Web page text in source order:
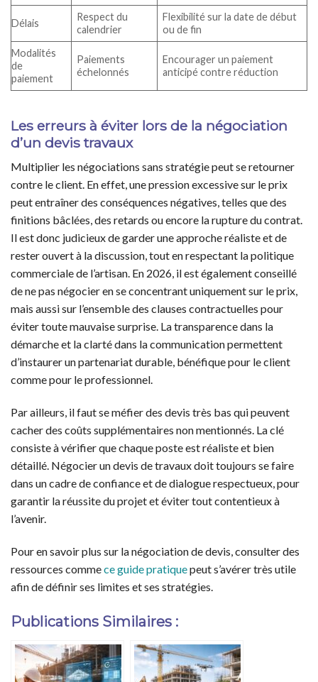
Délais
Respect du
calendrier
Flexibilité sur la date de début
ou de fin
Modalités
de
paiement
Paiements
échelonnés
Encourager un paiement
anticipé contre réduction
Les erreurs à éviter lors de la négociation
d’un devis travaux
Multiplier les négociations sans stratégie peut se retourner
contre le client. En effet, une pression excessive sur le prix
peut entraîner des conséquences négatives, telles que des
finitions bâclées, des retards ou encore la rupture du contrat.
Il est donc judicieux de garder une approche réaliste et de
rester ouvert à la discussion, tout en respectant la politique
commerciale de l’artisan. En 2026, il est également conseillé
de ne pas négocier en se concentrant uniquement sur le prix,
mais aussi sur l’ensemble des clauses contractuelles pour
éviter toute mauvaise surprise. La transparence dans la
démarche et la clarté dans la communication permettent
d’instaurer un partenariat durable, bénéfique pour le client
comme pour le professionnel.
Par ailleurs, il faut se méfier des devis très bas qui peuvent
cacher des coûts supplémentaires non mentionnés. La clé
consiste à vérifier que chaque poste est réaliste et bien
détaillé. Négocier un devis de travaux doit toujours se faire
dans un cadre de confiance et de dialogue respectueux, pour
garantir la réussite du projet et éviter tout contentieux à
l’avenir.
Pour en savoir plus sur la négociation de devis, consulter des
ressources commece guide pratiquepeut s’avérer très utile
afin de définir ses limites et ses stratégies.
Publications Similaires :